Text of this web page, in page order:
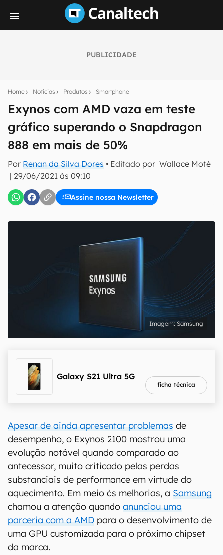
PUBLICIDADE
Home Notícias Produtos Smartphone
Exynos com AMD vaza em teste
gráfico superando o Snapdragon
888 em mais de 50%
Por Renan da Silva Dores • Editado por Wallace Moté
| 29/06/2021 às 09:10
Assine nossa Newsletter
notícias e reviews sobre tecnologia em primeira
E-mail
inscreva-se
Confirmo que li, aceito e concordo com os Termos de
Uso e Política de Privacidade do Canaltech.
Samsung
Galaxy S21 Ultra 5G
ficha técnica
Apesar de ainda apresentar problemas de
desempenho, o Exynos 2100 mostrou uma
evolução notável quando comparado ao
antecessor, muito criticado pelas perdas
substanciais de performance em virtude do
aquecimento. Em meio às melhorias, a Samsung
chamou a atenção quando anunciou uma
parceria com a AMD para o desenvolvimento de
uma GPU customizada para o próximo chipset
da marca.